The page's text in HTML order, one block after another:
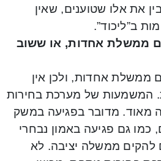
את אלו שטוענים, שאין
ב”ליכוד”.
ממשלת אחדות, או ששוב
ממשלת אחדות, ולכן אין
המשמעות של מערכת בחירות
מאוד. מדובר בפגיעה במשק
כמו גם פגיעה באמון נבחרי
להקים ממשלה יציבה. לא